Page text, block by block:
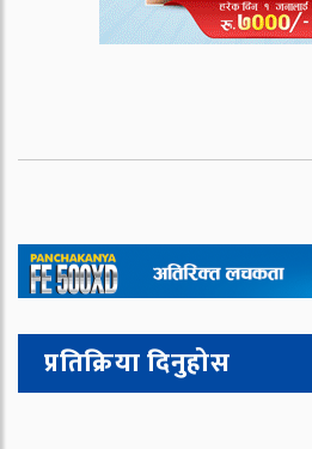
प्रतिक्रिया दिनुहोस